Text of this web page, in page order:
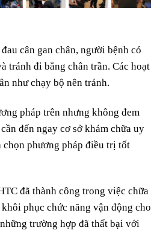
cân gan chân, người bệnh có
tránh đi bằng chân trần. Các hoạt
như chạy bộ nên tránh.
pháp trên nhưng không đem
đến ngay cơ sở khám chữa uy
chọn phương pháp điều trị tốt
đã thành công trong việc chữa
phục chức năng vận động cho
trường hợp đã thất bại với